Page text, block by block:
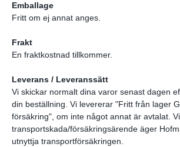
Emballage
Fritt om ej annat anges.
Frakt
En fraktkostnad tillkommer.
Leverans / Leveranssätt
Vi skickar normalt dina varor senast dagen
din beställning. Vi levererar "Fritt från lager
försäkring", om inte något annat är avtalat.
transportskada/försäkringsärende äger
utnyttja transportförsäkringen.